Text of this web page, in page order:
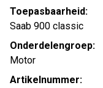
Toepasbaarheid:
Saab 900 classic
Onderdelengroep:
Motor
Artikelnummer: